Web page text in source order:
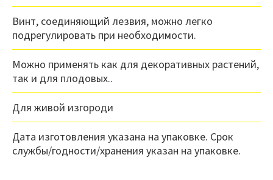
Винт, соединяющий лезвия, можно легко
подрегулировать при необходимости.
Можно применять как для декоративных растений,
так и для плодовых..
Для живой изгороди
Дата изготовления указана на упаковке. Срок
службы/годности/хранения указан на упаковке.